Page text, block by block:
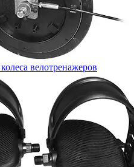
велотренажеров